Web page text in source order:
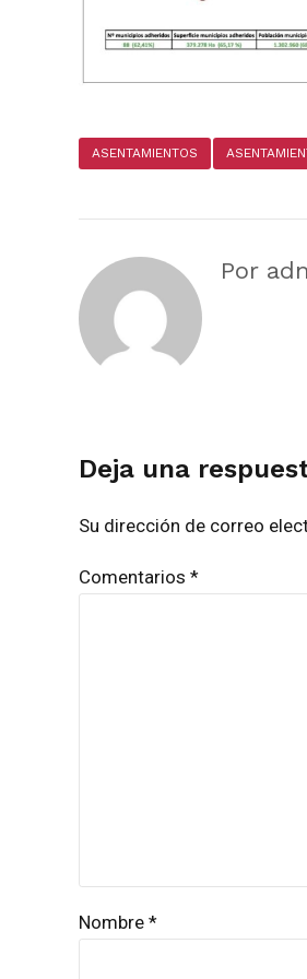
ASENTAMIENTOS
Por
Deja una
Su dirección de correo
Comentarios *
Nombre *